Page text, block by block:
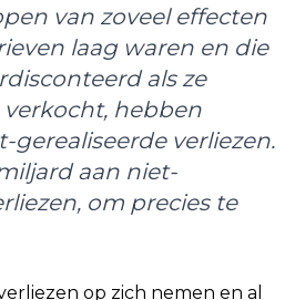
van zoveel effecten
laag waren en die
als ze
hebben
gerealiseerde verliezen.
aan niet-
om precies te
op zich nemen en al